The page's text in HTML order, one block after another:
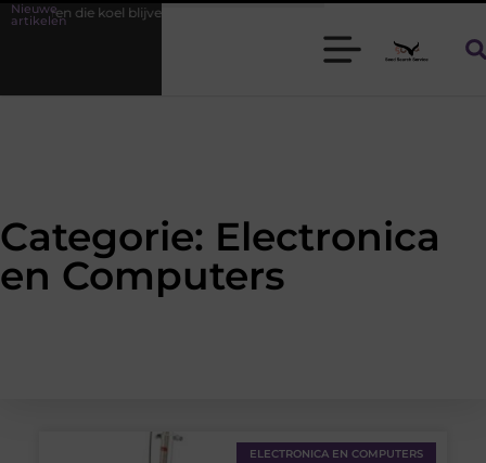
Nieuwe
artikelen
heren die koel blijven
Categorie: Electronica
en Computers
ELECTRONICA EN COMPUTERS